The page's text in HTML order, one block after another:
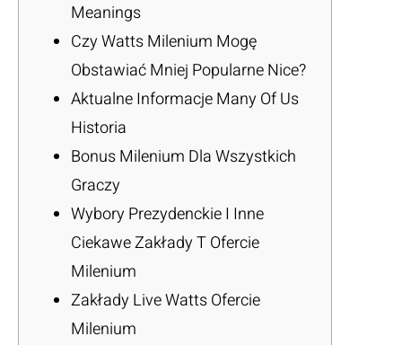
Meanings
Czy Watts Milenium Mogę
Obstawiać Mniej Popularne Nice?
Aktualne Informacje Many Of Us
Historia
Bonus Milenium Dla Wszystkich
Graczy
Wybory Prezydenckie I Inne
Ciekawe Zakłady T Ofercie
Milenium
Zakłady Live Watts Ofercie
Milenium